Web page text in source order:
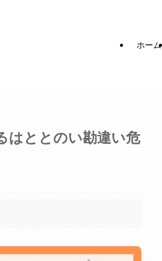
ホーム
はととのい勘違い危